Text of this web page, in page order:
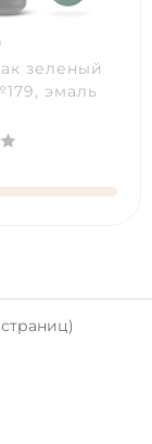
зеленый
эмаль